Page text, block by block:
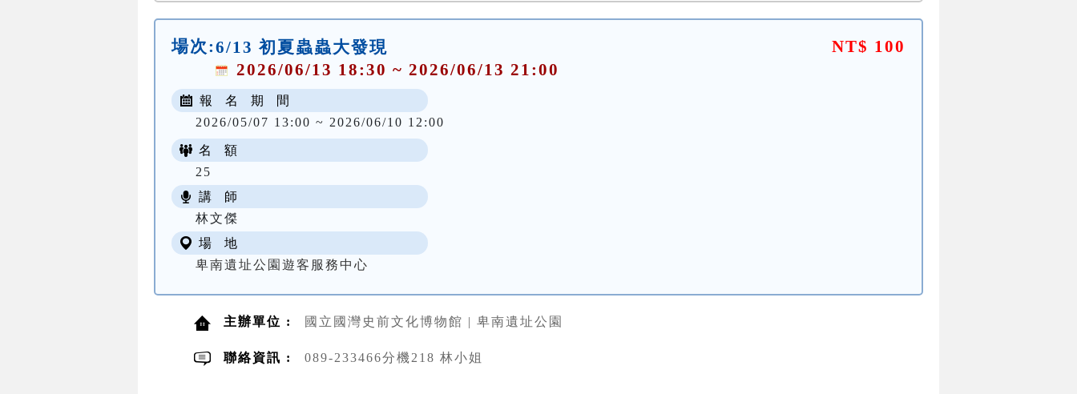
場次:6/13 初夏蟲蟲大發現
2026/06/13 18:30 ~ 2026/06/13 21:00
NT$ 100
報 名 期 間
2026/05/07 13:00 ~ 2026/06/10 12:00
名 額
25
講 師
林文傑
場 地
卑南遺址公園遊客服務中心
主辦單位 : 國立國灣史前文化博物館 | 卑南遺址公園
聯絡資訊 : 089-233466分機218 林小姐